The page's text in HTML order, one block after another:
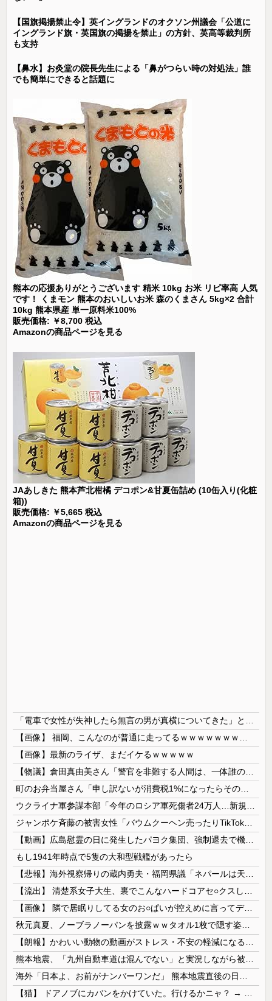
【国旗掲揚禁止令】英イングランドのオクソン州議会「公道に
イングランド旗・英国旗の掲揚を禁止」の方針、英高等裁判所
も支持
【鼻水】お灸堂の院長先生による「鼻がつらい時の対処法」誰
でも簡単にできると話題に
熊本の応援ありがとうございます 精米 10kg お米 リピ率高 人気
です！ くまモン 熊本のおいしいお米 森のくまさん 5kg×2 合計
10kg 熊本県産 単一原料米100%
販売価格: ￥8,700 税込
Amazonの商品ページを見る
JAあしきた 熊本芦北柑橘 デコポン&甘夏缶詰め (10缶入り(化粧
箱))
販売価格: ￥5,665 税込
Amazonの商品ページを見る
【画像】最新のライザ、まだイケるｗｗｗｗｗ
もし1941年時点で5隻の大和型戦艦があったら
【画像】 隣で居眠りしてる女のお○ぱいが控えめに言ってデカいｗｗｗ